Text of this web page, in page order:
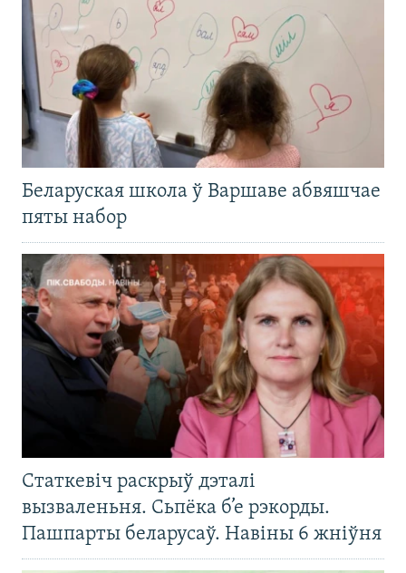
Беларуская школа ў Варшаве абвяшчае
пяты набор
Статкевіч раскрыў дэталі
вызваленьня. Сьпёка б’е рэкорды.
Пашпарты беларусаў. Навіны 6 жніўня